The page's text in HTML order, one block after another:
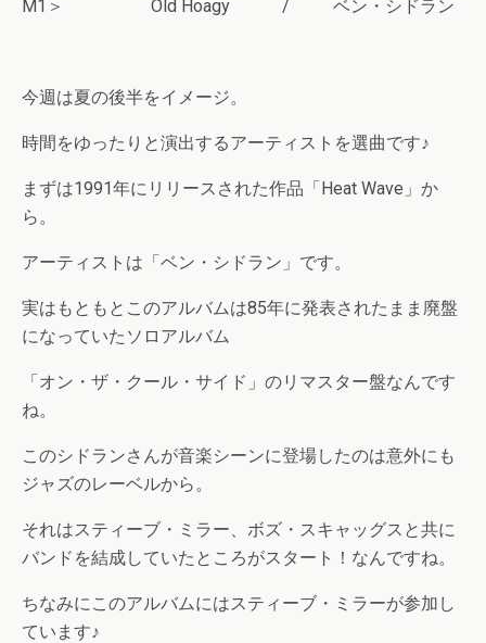
M1＞ Old Hoagy / ベン・シドラン
今週は夏の後半をイメージ。
時間をゆったりと演出するアーティストを選曲です♪
まずは1991年にリリースされた作品「Heat Wave」か
ら。
アーティストは「ベン・シドラン」です。
実はもともとこのアルバムは85年に発表されたまま廃盤
になっていたソロアルバム
「オン・ザ・クール・サイド」のリマスター盤なんです
ね。
このシドランさんが音楽シーンに登場したのは意外にも
ジャズのレーベルから。
それはスティーブ・ミラー、ボズ・スキャッグスと共に
バンドを結成していたところがスタート！なんですね。
ちなみにこのアルバムにはスティーブ・ミラーが参加し
ています♪